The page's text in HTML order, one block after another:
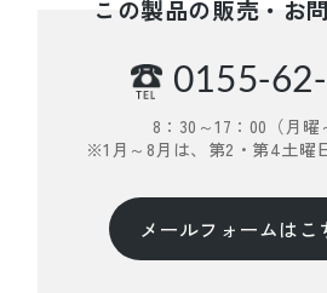
この製品の販売・お
0155-
8：30～17：00（月曜
※1月～8月は、第2・第4土曜
メールフォームはこ